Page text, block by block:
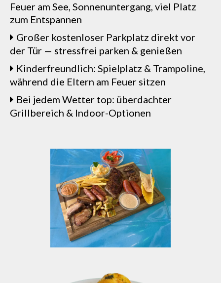
Feuer am See, Sonnenuntergang, viel Platz
zum Entspannen
Großer kostenloser Parkplatz direkt vor
der Tür — stressfrei parken & genießen
Kinderfreundlich: Spielplatz & Trampoline,
während die Eltern am Feuer sitzen
Bei jedem Wetter top: überdachter
Grillbereich & Indoor-Optionen